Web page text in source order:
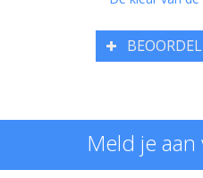
Meld je